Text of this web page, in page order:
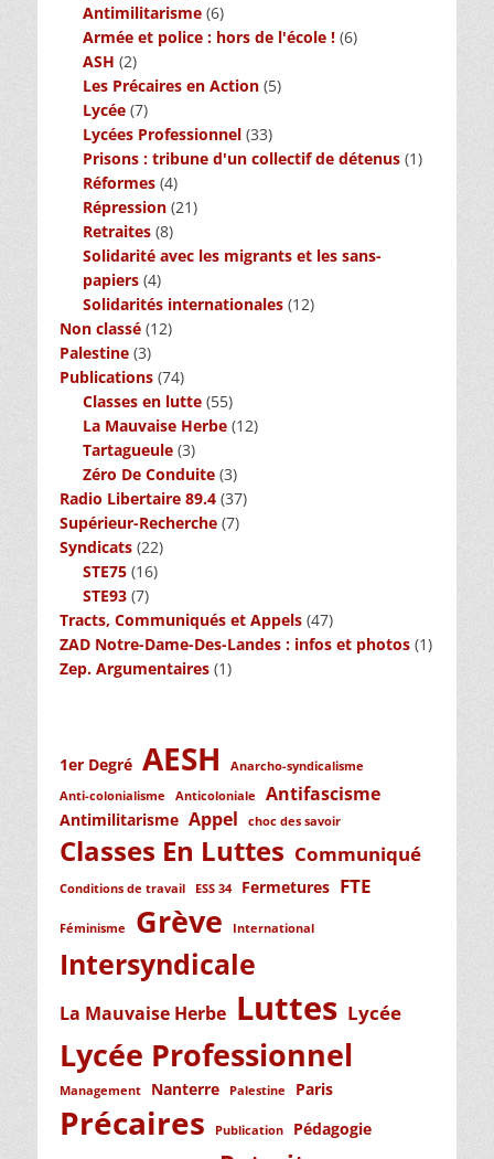
Antimilitarisme (6)
Armée et police : hors de l'école ! (6)
ASH (2)
Les Précaires en Action (5)
Lycée (7)
Lycées Professionnel (33)
Prisons : tribune d'un collectif de détenus (1)
Réformes (4)
Répression (21)
Retraites (8)
Solidarité avec les migrants et les sans-
papiers (4)
Solidarités internationales (12)
Non classé (12)
Palestine (3)
Publications (74)
Classes en lutte (55)
La Mauvaise Herbe (12)
Tartagueule (3)
Zéro De Conduite (3)
Radio Libertaire 89.4 (37)
Supérieur-Recherche (7)
Syndicats (22)
STE75 (16)
STE93 (7)
Tracts, Communiqués et Appels (47)
ZAD Notre-Dame-Des-Landes : infos et photos (1)
Zep. Argumentaires (1)
1er Degré AESH
Anarcho-syndicalisme
Anti-colonialisme
Anticoloniale Antifascisme
Antimilitarisme Appel choc des savoir
Classes En Luttes Communiqué
Conditions de travail ESS 34 Fermetures FTE
Féminisme Grève International
Intersyndicale
La Mauvaise Herbe Luttes Lycée
Lycée Professionnel
Management Nanterre Palestine Paris
Précaires Publication Pédagogie